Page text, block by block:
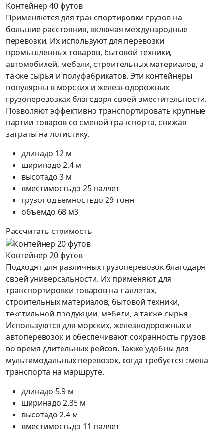
Контейнер 40 футов
Применяются для транспортировки грузов на
большие расстояния, включая международные
перевозки. Их используют для перевозки
промышленных товаров, бытовой техники,
автомобилей, мебели, строительных материалов, а
также сырья и полуфабрикатов. Эти контейнеры
популярны в морских и железнодорожных
грузоперевозках благодаря своей вместительности.
Позволяют эффективно транспортировать крупные
партии товаров со сменой транспорта, снижая
затраты на логистику.
длинадо 12 м
ширинадо 2.4 м
высотадо 3 м
вместимостьдо 25 паллет
грузоподъемностьдо 29 тонн
объемдо 68 м3
Рассчитать стоимость
Контейнер 20 футов
Подходят для различных грузоперевозок благодаря
своей универсальности. Их применяют для
транспортировки товаров на паллетах,
строительных материалов, бытовой техники,
текстильной продукции, мебели, а также сырья.
Используются для морских, железнодорожных и
автоперевозок и обеспечивают сохранность грузов
во время длительных рейсов. Также удобны для
мультимодальных перевозок, когда требуется смена
транспорта на маршруте.
длинадо 5.9 м
ширинадо 2.35 м
высотадо 2.4 м
вместимостьдо 11 паллет